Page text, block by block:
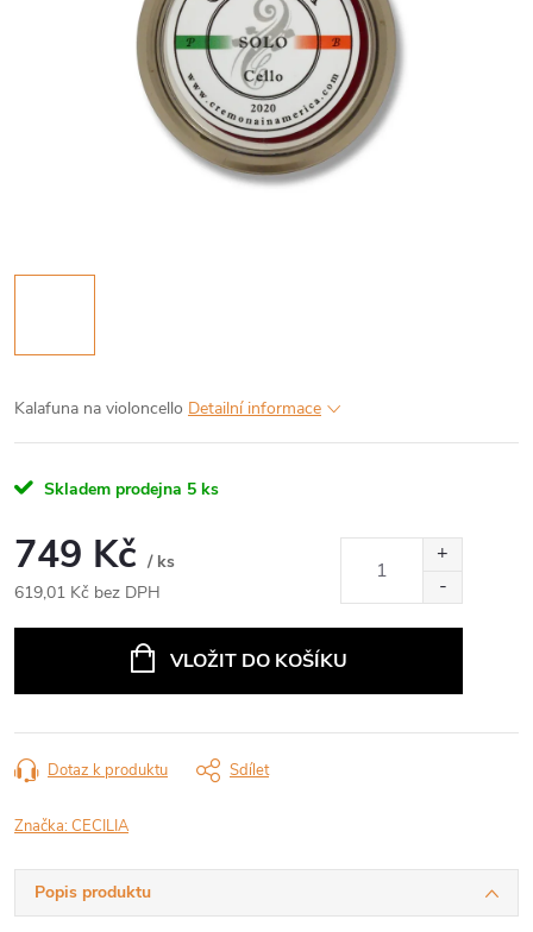
Kalafuna na violoncello Detailní informace
Skladem prodejna 5 ks
749 Kč / ks
619,01 Kč bez DPH
VLOŽIT DO KOŠÍKU
Dotaz k produktu Sdílet
Značka:CECILIA
Popis produktu